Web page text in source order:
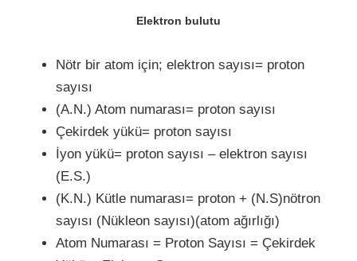
Elektron bulutu
Nötr bir atom için; elektron sayısı= proton
sayısı
(A.N.) Atom numarası= proton sayısı
Çekirdek yükü= proton sayısı
İyon yükü= proton sayısı – elektron sayısı
(E.S.)
(K.N.) Kütle numarası= proton + (N.S)nötron
sayısı (Nükleon sayısı)(atom ağırlığı)
Atom Numarası = Proton Sayısı = Çekirdek